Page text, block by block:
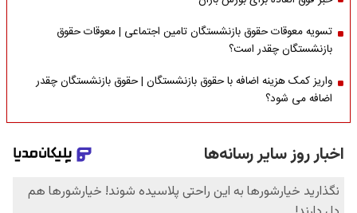
تسویه معوقات حقوق بازنشستگان تامین اجتماعی | معوقات حقوق
بازنشستگان چقدر است؟
واریز کمک هزینه اضافه با حقوق بازنشستگان | حقوق بازنشستگان چقدر
اضافه می شود؟